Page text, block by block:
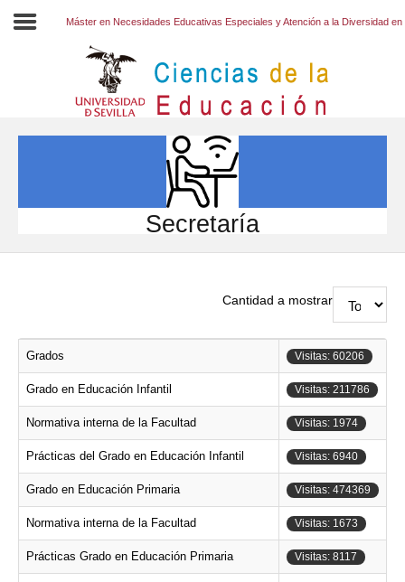
INVESTIGACIÓN
Máster en Necesidades Educativas Especiales y Atención a la Diversidad en
Secretaría
Cantidad a mostrar
Grados Visitas: 60206
Grado en Educación Infantil Visitas: 211786
Normativa interna de la Facultad Visitas: 1974
Prácticas del Grado en Educación Infantil Visitas: 6940
Grado en Educación Primaria Visitas: 474369
Normativa interna de la Facultad Visitas: 1673
Prácticas Grado en Educación Primaria Visitas: 8117